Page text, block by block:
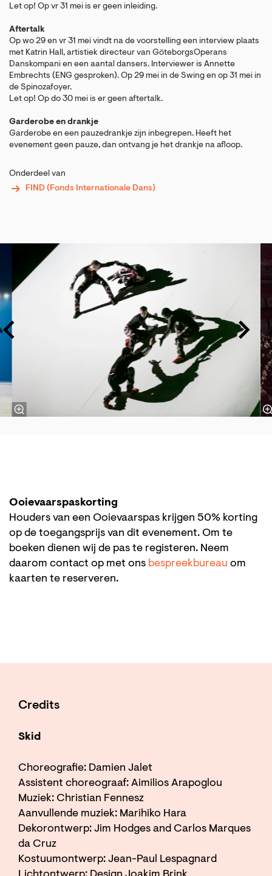
Let op! Op vr 31 mei is er geen inleiding.
Aftertalk
Op wo 29 en vr 31 mei vindt na de voorstelling een interview plaats
met Katrin Hall, artistiek directeur van GöteborgsOperans
Danskompani en een aantal dansers. Interviewer is Annette
Embrechts (ENG gesproken). Op 29 mei in de Swing en op 31 mei in
de Spinozafoyer.
Let op! Op do 30 mei is er geen aftertalk.
Garderobe en drankje
Garderobe en een pauzedrankje zijn inbegrepen. Heeft het
evenement geen pauze, dan ontvang je het drankje na afloop.
Onderdeel van
FIND (Fonds Internationale Dans)
Ooievaarspaskorting
Houders van een Ooievaarspas krijgen 50% korting
op de toegangsprijs van dit evenement. Om te
boeken dienen wij de pas te registeren. Neem
daarom contact op met ons bespreekbureau om
kaarten te reserveren.
Credits
Skid
Choreografie: Damien Jalet
Assistent choreograaf: Aimilios Arapoglou
Muziek: Christian Fennesz
Aanvullende muziek: Marihiko Hara
Dekorontwerp: Jim Hodges and Carlos Marques
da Cruz
Kostuumontwerp: Jean-Paul Lespagnard